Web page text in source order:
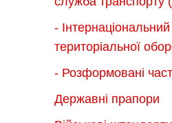
- Інтернаціональний
територіальної
- Розформовані
Державні прапори